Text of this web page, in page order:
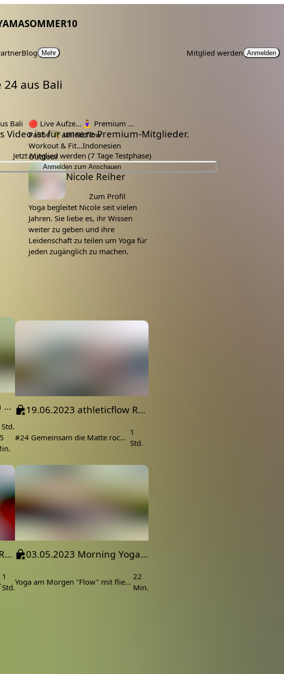
Blog Mehr Mitglied werden Anmelden
aus Bali
Video ist für unsere Premium-Mitglieder.
Jetzt Mitglied werden (7 Tage Testphase)
Anmelden zum Anschauen
Bali
Tags:
🔴 Live Aufzeichnung 🧘‍♀️ Premium Mitglieder
Palme 🌴athleticflow
Workout & FitnessIndonesien
Outdoor
Bali
FitnessWorkout
athleticflow
dachterrasse
nicole
release
roof top
Lehrer:
Nicole Reiher
Zum Profil
Yoga begleitet Nicole seit vielen
Jahren. Sie liebe es, ihr Wissen
weiter zu geben und ihre
Leidenschaft zu teilen um Yoga für
jeden zugänglich zu machen.
14.05.2023 Rücken Yoga aus Bali 19.06.2023 athleticflow Release 24 aus Deutschland
#24 Gemeinsam die Matte rocken.
1
Std.
02.04.2023 athleticflow Release 19 aus Bali Indoor
1
Std.
03.05.2023 Morning Yoga Flow aus Bali - Dachterrasse
Yoga am Morgen "Flow" mit fließenden Übungen im Vinyasa Yoga Stil.
22
Min.